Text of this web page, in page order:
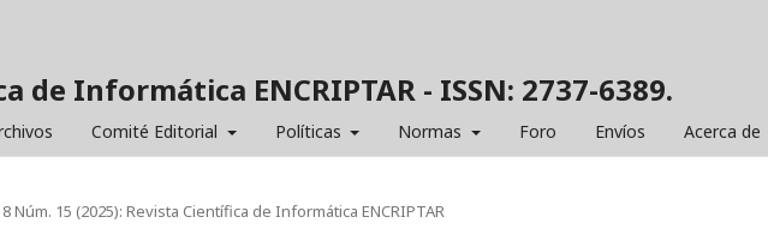
de Informática ENCRIPTAR - ISSN: 2737-6389.
Comité Editorial Políticas Normas Foro Envíos Acerca de
Núm. 15 (2025): Revista Científica de Informática ENCRIPTAR